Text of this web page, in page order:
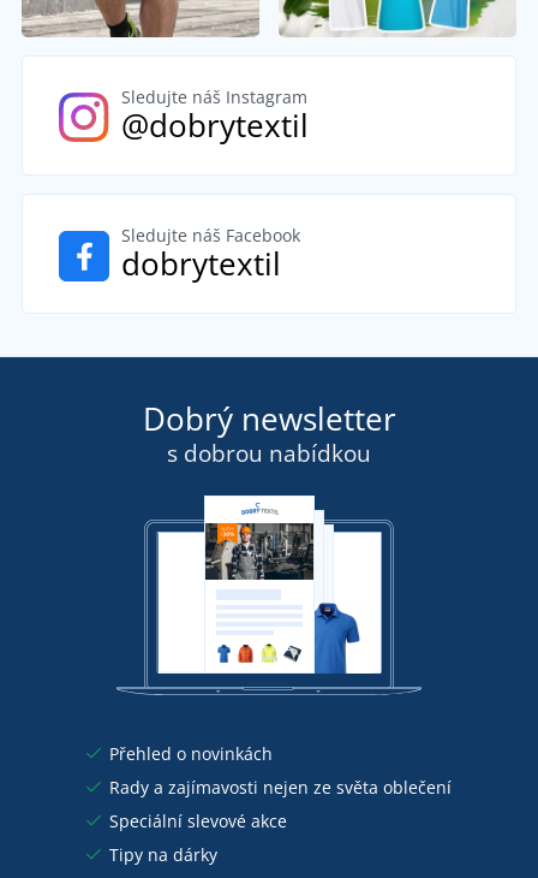
Sledujte náš Instagram
@dobrytextil
Sledujte náš Facebook
dobrytextil
Dobrý newsletter
s dobrou nabídkou
Přehled o novinkách
Rady a zajímavosti nejen ze světa oblečení
Speciální slevové akce
Tipy na dárky